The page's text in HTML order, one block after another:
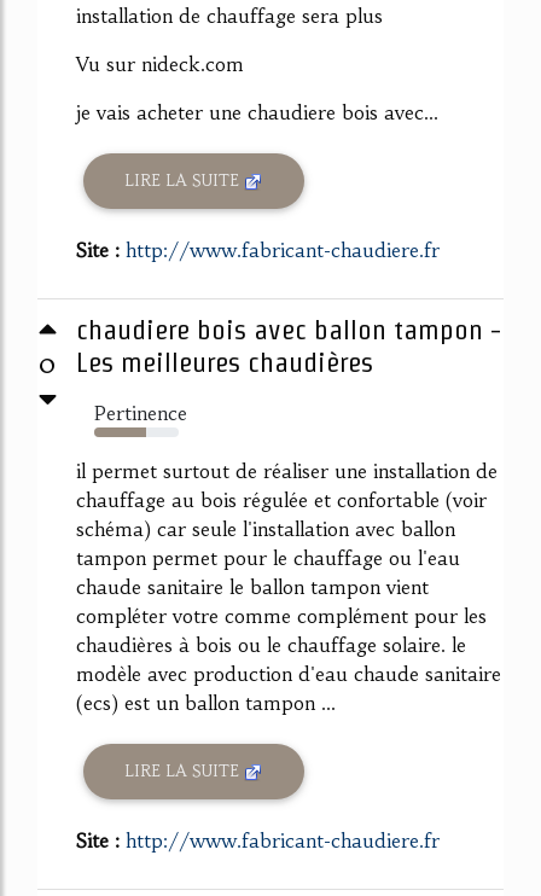
installation de chauffage sera plus
Vu sur nideck.com
je vais acheter une chaudiere bois avec...
LIRE LA SUITE
Site : http://www.fabricant-chaudiere.fr
0
chaudiere bois avec ballon tampon -
Les meilleures chaudières
Pertinence
61%
il permet surtout de réaliser une installation de
chauffage au bois régulée et confortable (voir
schéma) car seule l'installation avec ballon
tampon permet pour le chauffage ou l'eau
chaude sanitaire le ballon tampon vient
compléter votre comme complément pour les
chaudières à bois ou le chauffage solaire. le
modèle avec production d'eau chaude sanitaire
(ecs) est un ballon tampon ...
LIRE LA SUITE
Site : http://www.fabricant-chaudiere.fr